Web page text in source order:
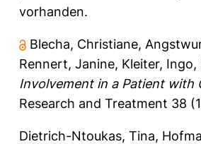
vorhanden.
Blecha, Christiane,
Rennert, Janine, Kleiter, Ingo,
Involvement in a Patient with
Research and Treatment 38
Dietrich-Ntoukas, Tina,